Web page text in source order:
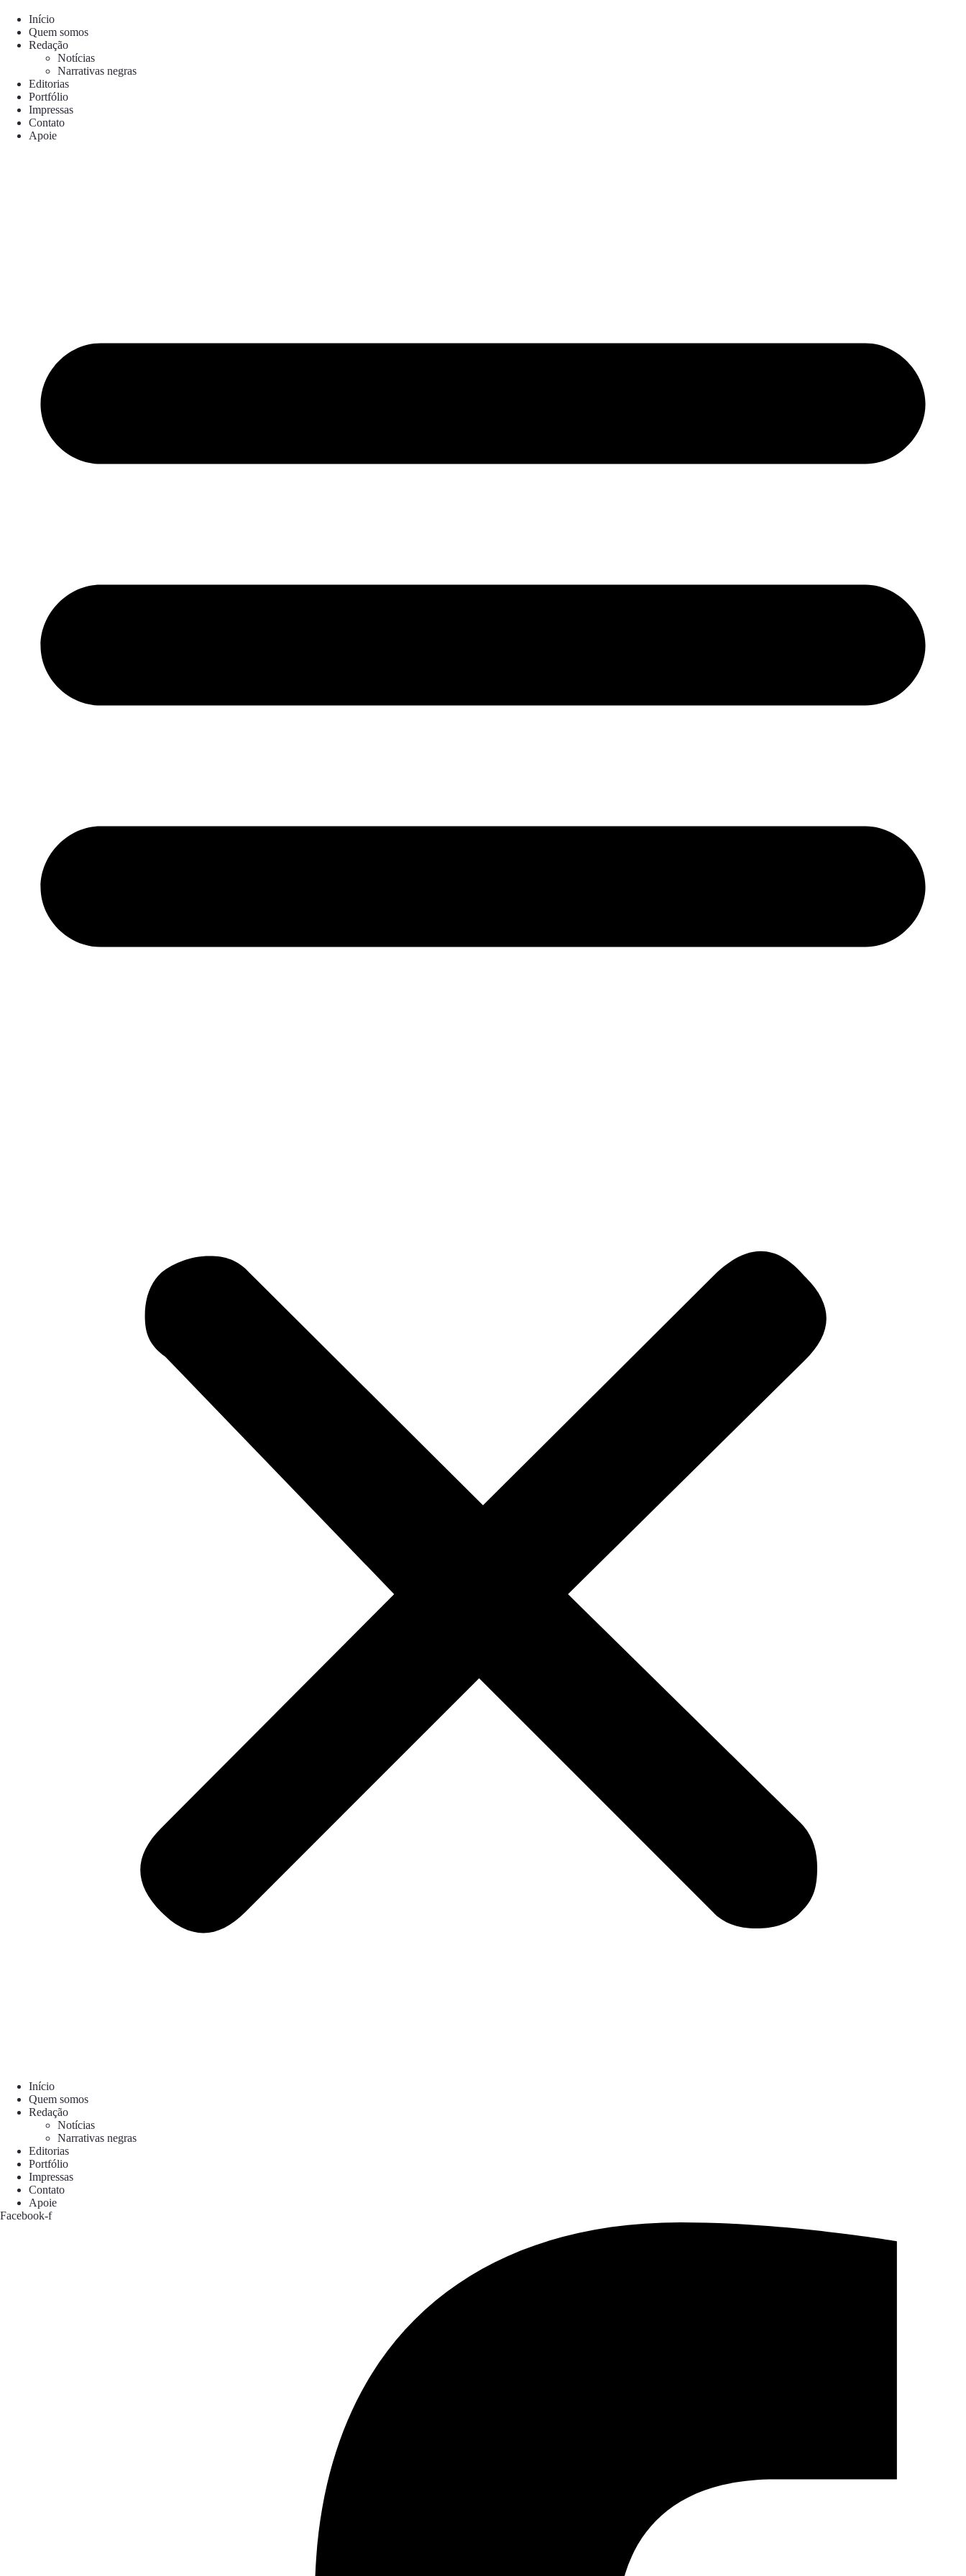
para
conteúdo
Início
Quem somos
Redação
Notícias
Narrativas negras
Editorias
Portfólio
Impressas
Contato
Apoie
Início
Quem somos
Redação
Notícias
Narrativas negras
Editorias
Portfólio
Impressas
Contato
Apoie
Facebook-f